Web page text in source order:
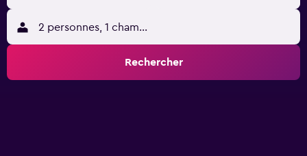
2 personnes, 1 chambre
Rechercher